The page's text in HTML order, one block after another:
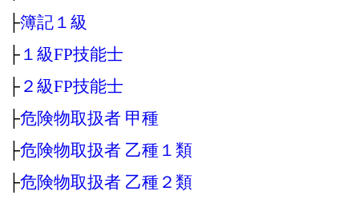
├簿記１級
├ １級FP技能士
├ ２級FP技能士
├危険物取扱者 甲種
├危険物取扱者 乙種１類
├危険物取扱者 乙種２類